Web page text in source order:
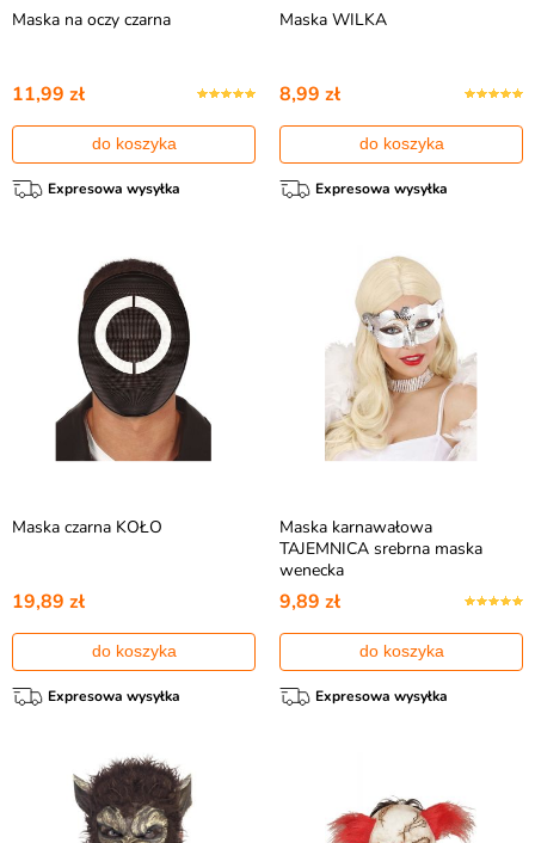
Maska na oczy czarna
11,99 zł
do koszyka
Expresowa wysyłka
Maska WILKA
8,99 zł
do koszyka
Expresowa wysyłka
Maska czarna KOŁO
19,89 zł
do koszyka
Expresowa wysyłka
Maska karnawałowa
TAJEMNICA srebrna maska
wenecka
9,89 zł
do koszyka
Expresowa wysyłka